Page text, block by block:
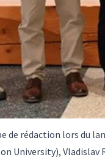
de rédaction lors du
University),